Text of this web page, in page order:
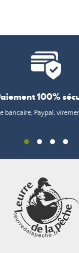
100%
bancaire, Paypal,